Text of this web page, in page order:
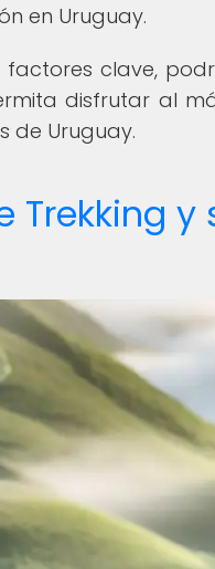
en Uruguay.
factores clave,
disfrutar al
de Uruguay.
Trekking